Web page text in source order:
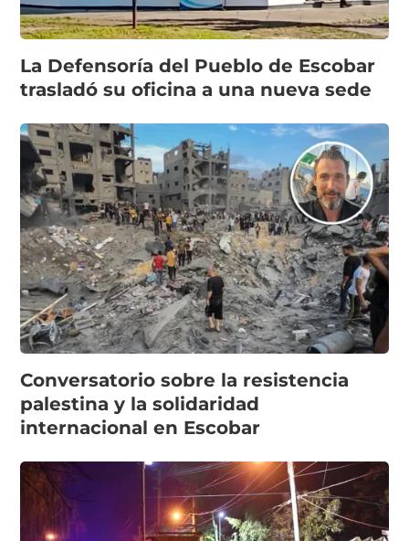
La Defensoría del Pueblo de Escobar
trasladó su oficina a una nueva sede
Conversatorio sobre la resistencia
palestina y la solidaridad
internacional en Escobar